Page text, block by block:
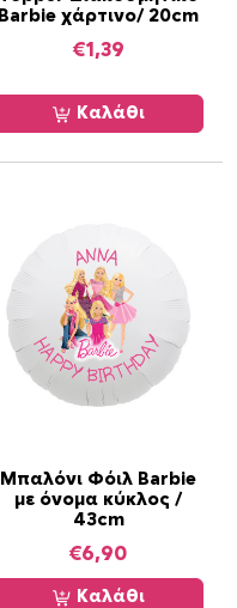
Barbie χάρτινο/ 20cm
€1,39
Καλάθι
Μπαλόνι Φόιλ Barbie
με όνομα κύκλος /
43cm
€6,90
Καλάθι